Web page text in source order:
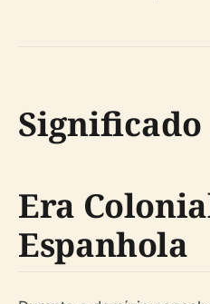
Era
Espanhola